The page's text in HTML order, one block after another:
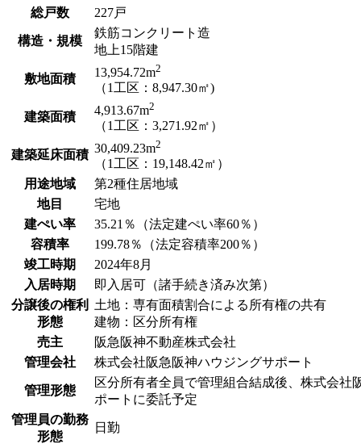
総戸数
227戸
構造・規模
鉄筋コンクリート造
地上15階建
敷地面積 13,954.72m2
（1工区：8,947.30㎡)
建築面積 4,913.67m2
（1工区：3,271.92㎡）
建築延床面積 30,409.23m2
（1工区：19,148.42㎡）
用途地域
第2種住居地域
地目
宅地
建ぺい率
35.21％（法定建ぺい率60％）
容積率
199.78％（法定容積率200％）
竣工時期
2024年8月
入居時期
即入居可（諸手続き済み次第）
分譲後の権利
形態
土地：専有面積割合による所有権の共有
建物：区分所有権
売主
阪急阪神不動産株式会社
管理会社
株式会社阪急阪神ハウジングサポート
管理形態
区分所有者全員で管理組合結成後、株式会社
ポートに委託予定
管理員の勤務
形態
日勤